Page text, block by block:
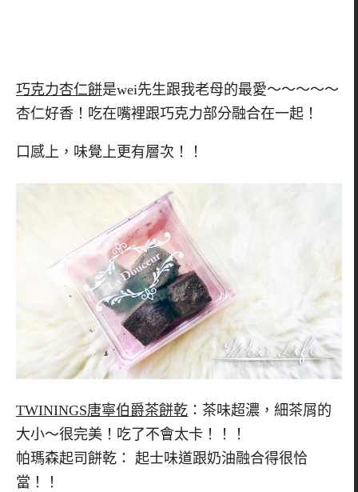
巧克力杏仁餅是wei先生跟我老母的最愛～～～～～
杏仁好香！吃在嘴裡跟巧克力部分融合在一起！
口感上，味覺上更有層次！！
TWININGS唐寧伯爵茶餅乾 ：茶味超濃，細茶屑的
大小～很完美！吃了不會太卡！！！
帕瑪森起司餅乾： 起士味道跟奶油融合得很恰
當！！